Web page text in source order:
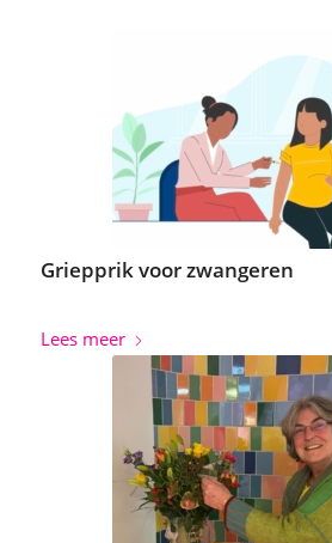
Griepprik voor zwangeren
Lees meer